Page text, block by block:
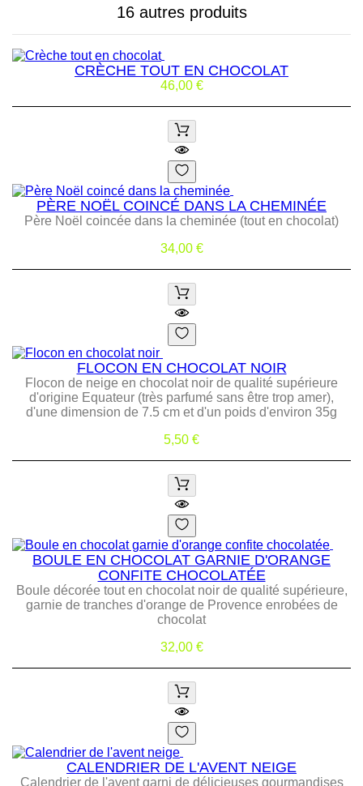
16 autres produits
CRÈCHE TOUT EN CHOCOLAT
46,00 €Prix
PÈRE NOËL COINCÉ DANS LA CHEMINÉE
Père Noël coincée dans la cheminée (tout en chocolat)
34,00 €Prix
FLOCON EN CHOCOLAT NOIR
Flocon de neige en chocolat noir de qualité supérieure
d'origine Equateur (très parfumé sans être trop amer),
d'une dimension de 7.5 cm et d'un poids d'environ 35g
5,50 €Prix
BOULE EN CHOCOLAT GARNIE D'ORANGE
CONFITE CHOCOLATÉE
Boule décorée tout en chocolat noir de qualité supérieure,
garnie de tranches d'orange de Provence enrobées de
chocolat
32,00 €Prix
CALENDRIER DE L'AVENT NEIGE
Calendrier de l'avent garni de délicieuses gourmandises